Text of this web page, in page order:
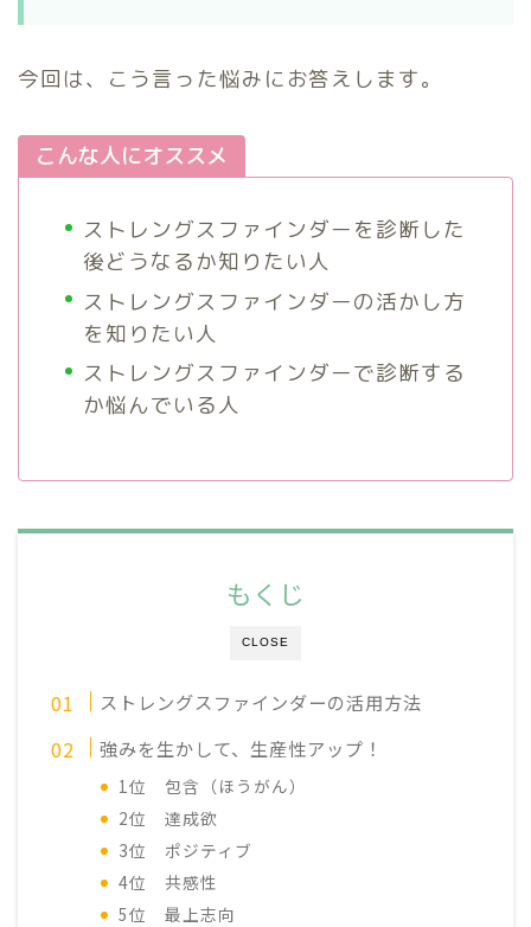
今回は、こう言った悩みにお答えします。
こんな人にオススメ
ストレングスファインダーを診断した
後どうなるか知りたい人
ストレングスファインダーの活かし方
を知りたい人
ストレングスファインダーで診断する
か悩んでいる人
CLOSE
もくじ
ストレングスファインダーの活用方法
強みを生かして、生産性アップ！
1位 包含（ほうがん）
2位 達成欲
3位 ポジティブ
4位 共感性
5位 最上志向